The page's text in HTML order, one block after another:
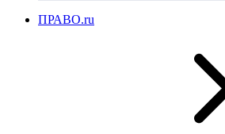
ПРАВО.ru